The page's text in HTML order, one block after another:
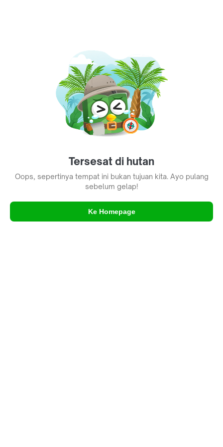
Tersesat di hutan
Oops, sepertinya tempat ini bukan tujuan kita. Ayo pulang
sebelum gelap!
Ke Homepage